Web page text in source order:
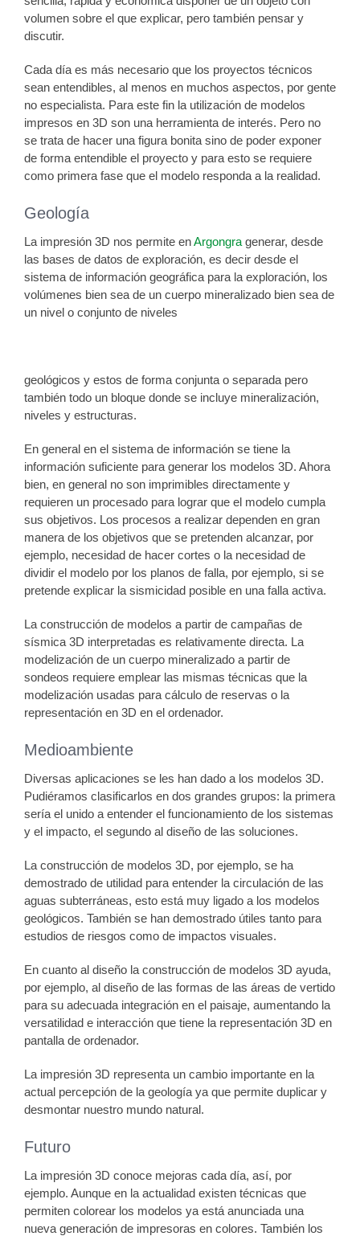
volumen sobre el que explicar, pero también pensar y
discutir.
Cada día es más necesario que los proyectos técnicos
sean entendibles, al menos en muchos aspectos, por gente
no especialista. Para este fin la utilización de modelos
impresos en 3D son una herramienta de interés. Pero no
se trata de hacer una figura bonita sino de poder exponer
de forma entendible el proyecto y para esto se requiere
como primera fase que el modelo responda a la realidad.
Geología
La impresión 3D nos permite enArgongra generar, desde
las bases de datos de exploración, es decir desde el
sistema de información geográfica para la exploración, los
volúmenes bien sea de un cuerpo mineralizado bien sea de
un nivel o conjunto de niveles
geológicos y estos de forma conjunta o separada pero
también todo un bloque donde se incluye mineralización,
niveles y estructuras.
En general en el sistema de información se tiene la
información suficiente para generar los modelos 3D. Ahora
bien, en general no son imprimibles directamente y
requieren un procesado para lograr que el modelo cumpla
sus objetivos. Los procesos a realizar dependen en gran
manera de los objetivos que se pretenden alcanzar, por
ejemplo, necesidad de hacer cortes o la necesidad de
dividir el modelo por los planos de falla, por ejemplo, si se
pretende explicar la sismicidad posible en una falla activa.
La construcción de modelos a partir de campañas de
sísmica 3D interpretadas es relativamente directa. La
modelización de un cuerpo mineralizado a partir de
sondeos requiere emplear las mismas técnicas que la
modelización usadas para cálculo de reservas o la
representación en 3D en el ordenador.
Medioambiente
Diversas aplicaciones se les han dado a los modelos 3D.
Pudiéramos clasificarlos en dos grandes grupos: la primera
sería el unido a entender el funcionamiento de los sistemas
y el impacto, el segundo al diseño de las soluciones.
La construcción de modelos 3D, por ejemplo, se ha
demostrado de utilidad para entender la circulación de las
aguas subterráneas, esto está muy ligado a los modelos
geológicos. También se han demostrado útiles tanto para
estudios de riesgos como de impactos visuales.
En cuanto al diseño la construcción de modelos 3D ayuda,
por ejemplo, al diseño de las formas de las áreas de vertido
para su adecuada integración en el paisaje, aumentando la
versatilidad e interacción que tiene la representación 3D en
pantalla de ordenador.
La impresión 3D representa un cambio importante en la
actual percepción de la geología ya que permite duplicar y
desmontar nuestro mundo natural.
Futuro
La impresión 3D conoce mejoras cada día, así, por
ejemplo. Aunque en la actualidad existen técnicas que
permiten colorear los modelos ya está anunciada una
nueva generación de impresoras en colores. También los